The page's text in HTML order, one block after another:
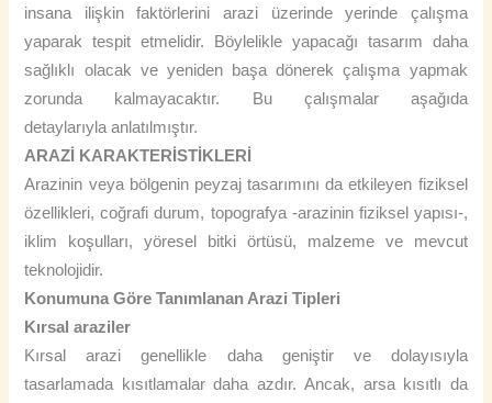
insana ilişkin faktörlerini arazi üzerinde yerinde çalışma
yaparak tespit etmelidir. Böylelikle yapacağı tasarım daha
sağlıklı olacak ve yeniden başa dönerek çalışma yapmak
zorunda kalmayacaktır. Bu çalışmalar aşağıda
detaylarıyla anlatılmıştır.
ARAZİ KARAKTERİSTİKLERİ
Arazinin veya bölgenin peyzaj tasarımını da etkileyen fiziksel
özellikleri, coğrafi durum, topografya -arazinin fiziksel yapısı-,
iklim koşulları, yöresel bitki örtüsü, malzeme ve mevcut
teknolojidir.
Konumuna Göre Tanımlanan Arazi Tipleri
Kırsal araziler
Kırsal arazi genellikle daha geniştir ve dolayısıyla
tasarlamada kısıtlamalar daha azdır. Ancak, arsa kısıtlı da